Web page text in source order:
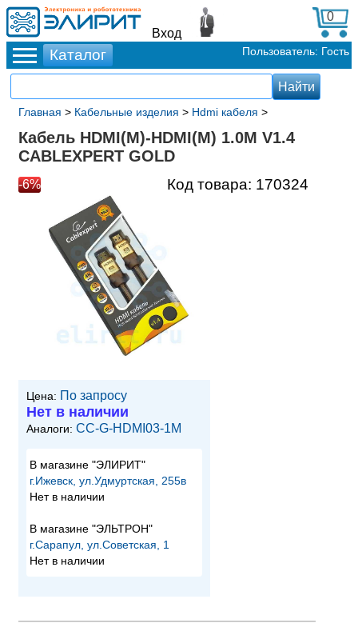
Вход
0
Пользователь: Гость
Главная > Кабельные изделия > Hdmi кабеля >
Кабель HDMI(M)-HDMI(M) 1.0М V1.4
CABLEXPERT GOLD
-6% Код товара: 170324
Цена: По запросу
Нет в наличии
Аналоги: CC-G-HDMI03-1M
В магазине "ЭЛИРИТ"
г.Ижевск, ул.Удмуртская, 255в
Нет в наличии
В магазине "ЭЛЬТРОН"
г.Сарапул, ул.Советская, 1
Нет в наличии